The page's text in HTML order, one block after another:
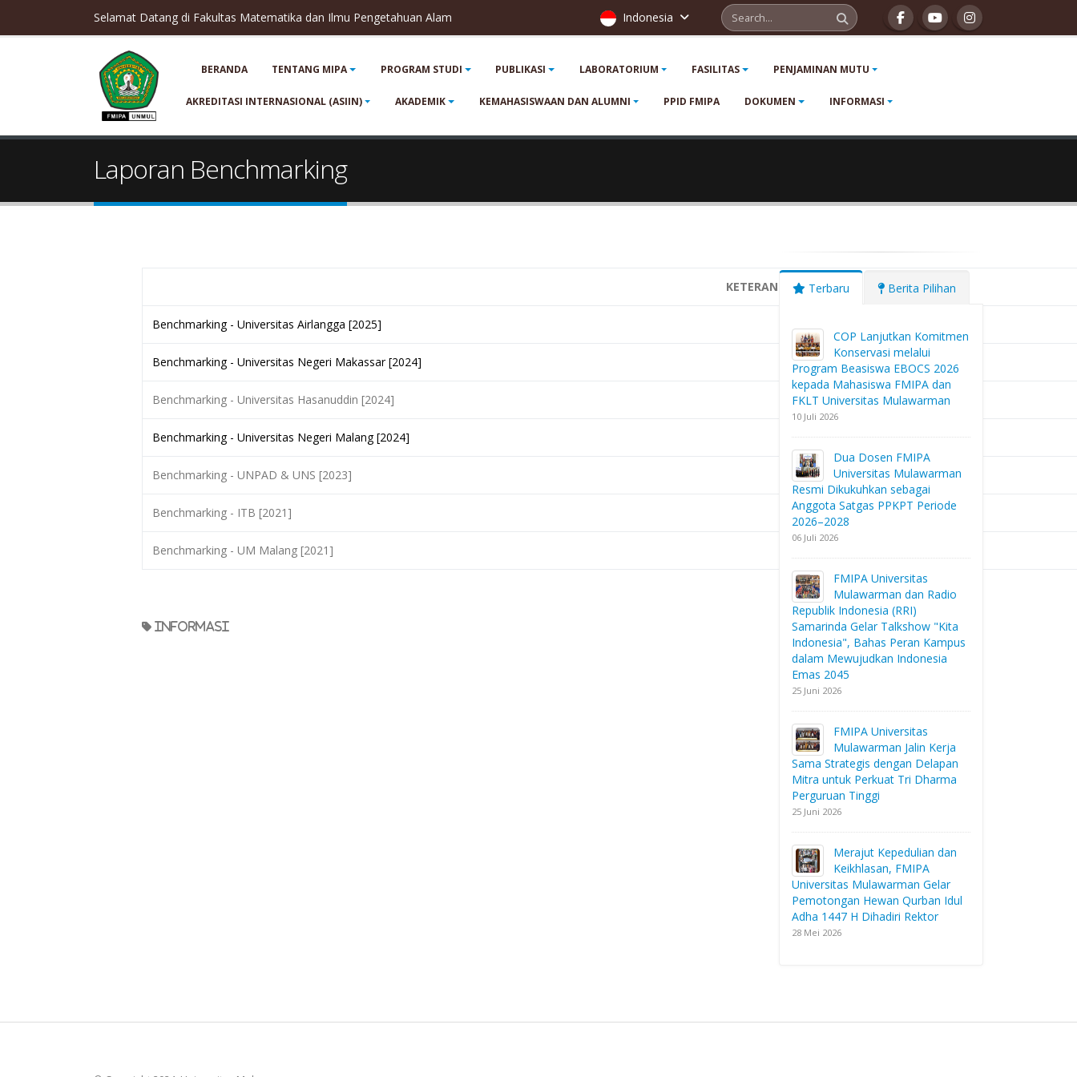
Selamat Datang di Fakultas Matematika dan Ilmu Pengetahuan Alam Indonesia
BERANDA TENTANG MIPA PROGRAM STUDI PUBLIKASI LABORATORIUM FASILITAS PENJAMINAN MUTU
AKREDITASI INTERNASIONAL (ASIIN) AKADEMIK KEMAHASISWAAN DAN ALUMNI PPID FMIPA DOKUMEN INFORMASI
Laporan Benchmarking
KETERANGAN
Benchmarking - Universitas Airlangga [2025]
Benchmarking - Universitas Negeri Makassar[2024]
Benchmarking - Universitas Hasanuddin [2024]
Benchmarking - Universitas Negeri Malang[2024]
Benchmarking - UNPAD & UNS [2023]
Benchmarking - ITB [2021]
Benchmarking - UM Malang [2021]
informasi
Terbaru Berita Pilihan
COP Lanjutkan Komitmen
Konservasi melalui
Program Beasiswa EBOCS 2026
kepada Mahasiswa FMIPA dan
FKLT Universitas Mulawarman
10 Juli 2026
Dua Dosen FMIPA
Universitas Mulawarman
Resmi Dikukuhkan sebagai
Anggota Satgas PPKPT Periode
2026–2028
06 Juli 2026
FMIPA Universitas
Mulawarman dan Radio
Republik Indonesia (RRI)
Samarinda Gelar Talkshow "Kita
Indonesia", Bahas Peran Kampus
dalam Mewujudkan Indonesia
Emas 2045
25 Juni 2026
FMIPA Universitas
Mulawarman Jalin Kerja
Sama Strategis dengan Delapan
Mitra untuk Perkuat Tri Dharma
Perguruan Tinggi
25 Juni 2026
Merajut Kepedulian dan
Keikhlasan, FMIPA
Universitas Mulawarman Gelar
Pemotongan Hewan Qurban Idul
Adha 1447 H Dihadiri Rektor
28 Mei 2026